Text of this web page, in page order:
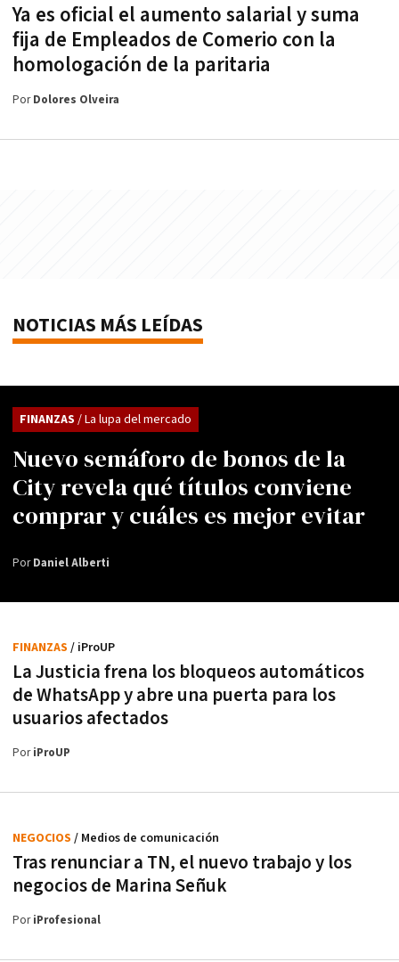
Ya es oficial el aumento salarial y suma
fija de Empleados de Comerio con la
homologación de la paritaria
PorDolores Olveira
NOTICIAS MÁS LEÍDAS
Nuevo semáforo de bonos de la
City revela qué títulos conviene
comprar y cuáles es mejor evitar
FINANZAS / La lupa del mercado
PorDaniel Alberti
La Justicia frena los bloqueos automáticos
de WhatsApp y abre una puerta para los
usuarios afectados
FINANZAS / iProUP
PoriProUP
Tras renunciar a TN, el nuevo trabajo y los
negocios de Marina Señuk
NEGOCIOS / Medios de comunicación
PoriProfesional